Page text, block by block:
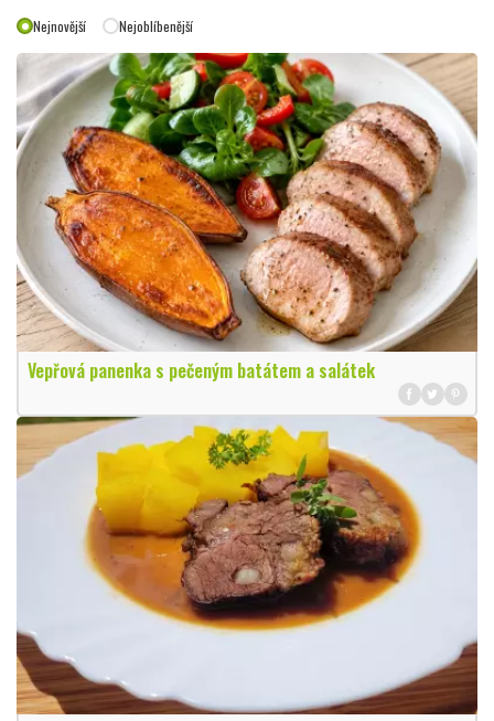
Nejnovější Nejoblíbenější
Vepřová panenka s pečeným batátem a salátek